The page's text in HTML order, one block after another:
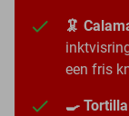
🦑
een fris
🍳